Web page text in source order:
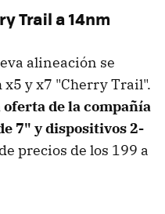
Trail a 14nm
alineación se
x5 y x7 "Cherry Trail".
de la compañía
7" y dispositivos 2-
precios de los 199 a